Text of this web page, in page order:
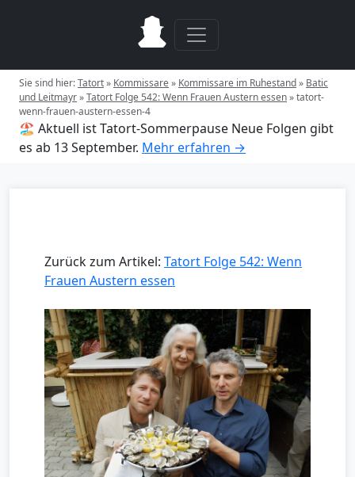
Sie sind hier:Tatort» Kommissare» Kommissare im Ruhestand» Batic
und Leitmayr»Tatort Folge 542: Wenn Frauen Austern essen»tatort-
wenn-frauen-austern-essen-4
🏖️ Aktuell ist Tatort-Sommerpause Neue Folgen gibt
es ab 13 September. Mehr erfahren →
Zurück zum Artikel: Tatort Folge 542: Wenn
Frauen Austern essen